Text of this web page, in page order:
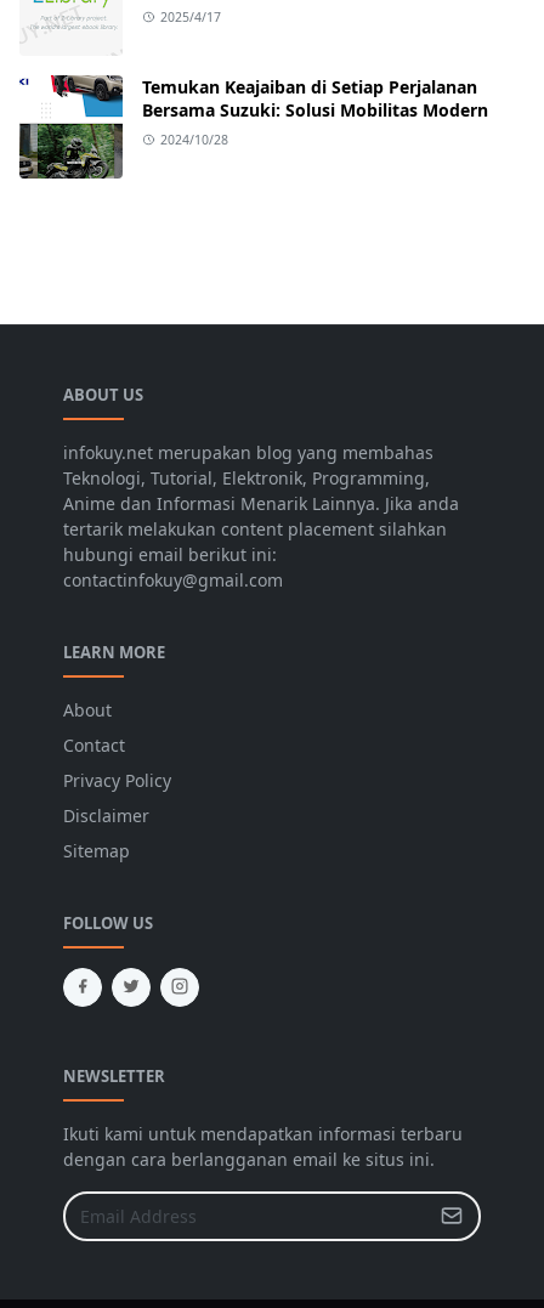
2025/4/17
Temukan Keajaiban di Setiap Perjalanan
Bersama Suzuki: Solusi Mobilitas Modern
2024/10/28
ABOUT US
infokuy.net merupakan blog yang membahas
Teknologi, Tutorial, Elektronik, Programming,
Anime dan Informasi Menarik Lainnya. Jika anda
tertarik melakukan content placement silahkan
hubungi email berikut ini:
contactinfokuy@gmail.com
LEARN MORE
About
Contact
Privacy Policy
Disclaimer
Sitemap
FOLLOW US
NEWSLETTER
Ikuti kami untuk mendapatkan informasi terbaru
dengan cara berlangganan email ke situs ini.